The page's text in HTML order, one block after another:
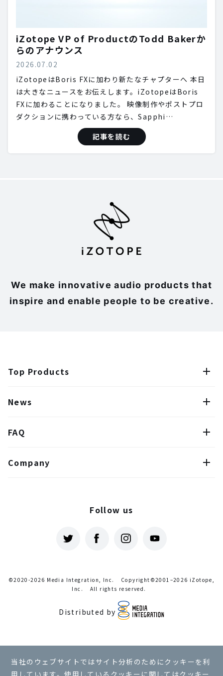
iZotope VP of ProductのTodd Bakerか
らのアナウンス
2026.07.02
iZotopeはBoris FXに加わり新たなチャプターへ 本日
は大きなニュースをお伝えします。iZotopeはBoris
FXに加わることになりました。 映像制作やポストプロ
ダクションに携わっている方なら、Sapphi…
記事を読む
We make innovative audio products that
inspire and enable people to be creative.
Top Products
News
FAQ
Company
Follow us
©2020-2026 Media Integration, Inc.
Copyright©2001–2026 iZotope,
Inc.
All rights reserved.
Distributed by
プライバシーポリシー
当社のウェブサイトではサイト分析のためにクッキーを利
用しています。使用しているクッキーに関してはクッキー